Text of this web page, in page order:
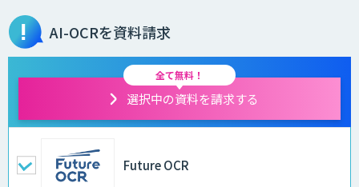
AI-OCRを資料請求
全て無料！
選択中の資料を請求する
Future OCR